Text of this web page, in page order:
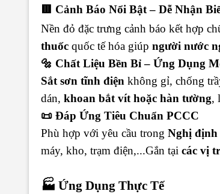
🟥 Cảnh Báo Nổi Bật – Dễ Nhận
Nền đỏ đặc trưng cảnh báo kết hợp
thuốc quốc tế hóa giúp người nước
🔩 Chất Liệu Bền Bỉ – Ứng Dụng
Sắt sơn tĩnh điện không gỉ, chống
dán, khoan bắt vít hoặc hàn tường,
📜 Đáp Ứng Tiêu Chuẩn PCCC
Phù hợp với yêu cầu trong Nghị định
máy, kho, trạm điện,...Gắn tại các vị
🏭 Ứng Dụng Thực Tế